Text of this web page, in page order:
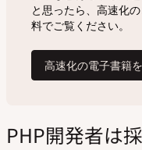
PHP開発者は